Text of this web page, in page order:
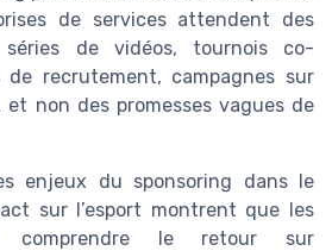
de services attendent des
de vidéos, tournois co-
de recrutement, campagnes sur
et non des promesses vagues de
enjeux du sponsoring dans le
sur l’esport montrent que les
comprendre le retour sur